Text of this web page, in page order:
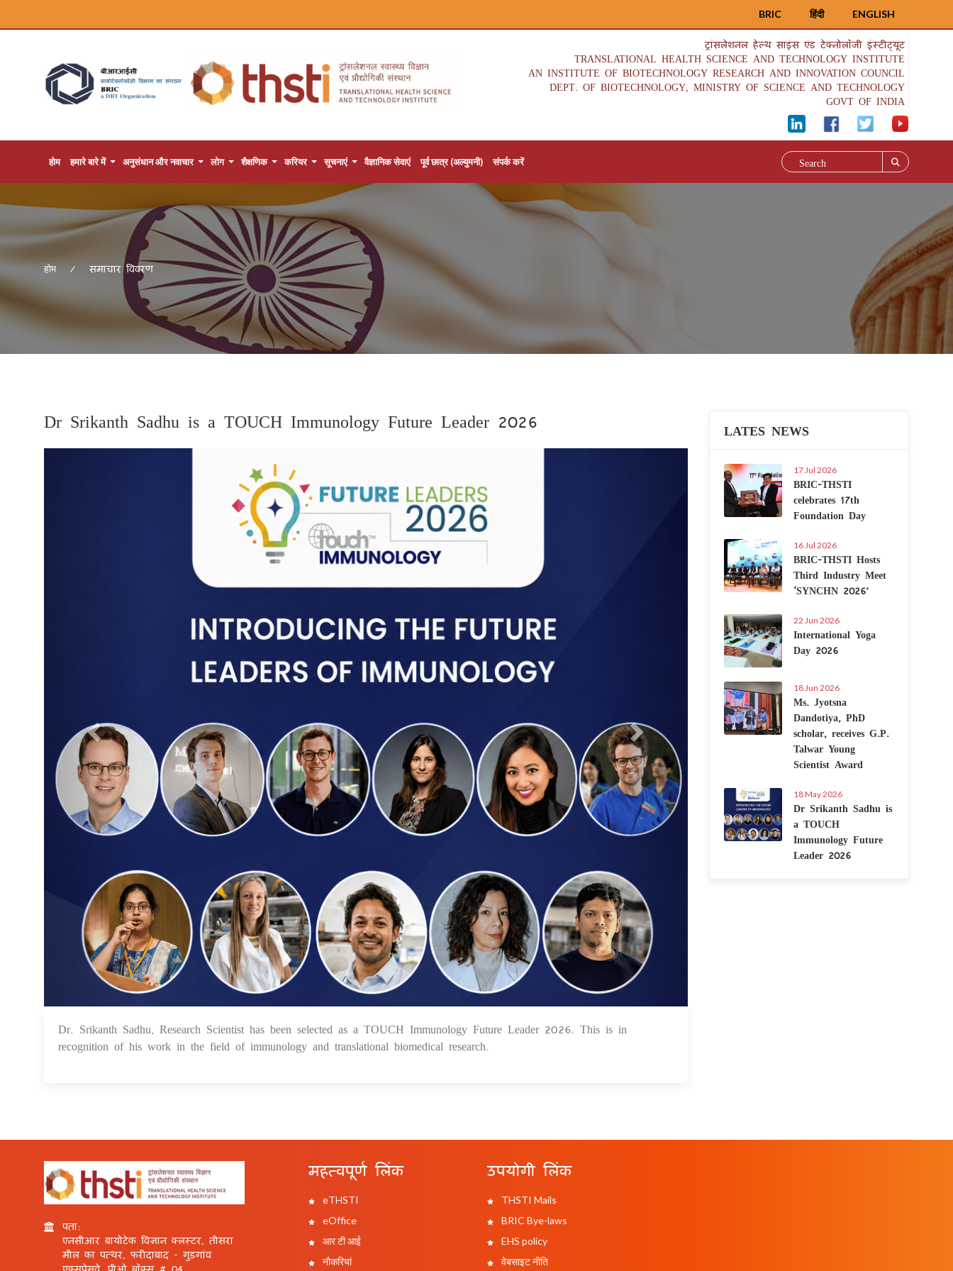
ENGLISH
हिंदी
BRIC
ट्रांसलेशनल हेल्थ साइंस एंड टेक्नोलॉजी इंस्टीट्यूट
TRANSLATIONAL HEALTH SCIENCE AND TECHNOLOGY INSTITUTE
AN INSTITUTE OF BIOTECHNOLOGY RESEARCH AND INNOVATION COUNCIL
DEPT. OF BIOTECHNOLOGY, MINISTRY OF SCIENCE AND TECHNOLOGY
GOVT OF INDIA
होम हमारे बारे में अनुसंधान और नवाचार लोग शैक्षणिक करियर सूचनाएं वैज्ञानिक सेवाएं पूर्व छात्र (अल्युमनी) संपर्क करें
होम समाचार विवरण
Dr Srikanth Sadhu is a TOUCH Immunology Future Leader 2026
25 May 2026
Dr. Srikanth Sadhu, Research Scientist has been selected as a TOUCH Immunology Future Leader 2026. This is in
recognition of his work in the field of immunology and translational biomedical research.
LATES NEWS
17 Jul 2026
BRIC-THSTI
celebrates 17th
Foundation Day
16 Jul 2026
BRIC-THSTI Hosts
Third Industry Meet
‘SYNCHN 2026’
22 Jun 2026
International Yoga
Day 2026
18 Jun 2026
Ms. Jyotsna
Dandotiya, PhD
scholar, receives G.P.
Talwar Young
Scientist Award
18 May 2026
Dr Srikanth Sadhu is
a TOUCH
Immunology Future
Leader 2026
पता:
एनसीआर बायोटेक विज्ञान क्लस्टर, तीसरा
मील का पत्थर, फरीदाबाद - गुड़गांव
महत्वपूर्ण लिंक
eTHSTI
eOffice
आर टी आई
नौकरियां
उपयोगी लिंक
THSTI Mails
BRIC Bye-laws
EHS policy
वेबसाइट नीति